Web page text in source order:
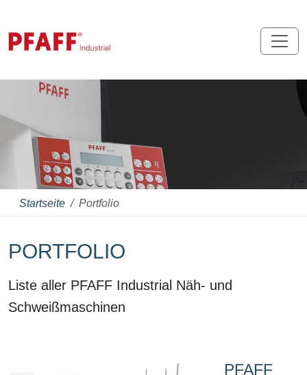
Startseite Portfolio
PORTFOLIO
Liste aller PFAFF Industrial Näh- und
Schweißmaschinen
PFAFF